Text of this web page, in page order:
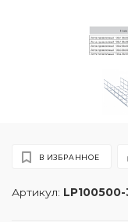
Артикул:
В ИЗБРАННОЕ